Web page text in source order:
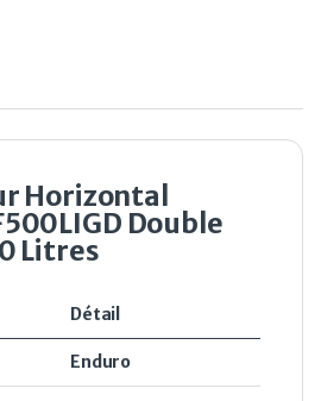
Horizontal
Double
Litres
Détail
Enduro